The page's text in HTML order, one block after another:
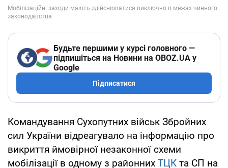
Будьте першими у курсі головного —
підпишіться на Новини на OBOZ.UA у
Google
Підписатися
Командування Сухопутних військ Збройних
сил України відреагувало на інформацію про
викриття ймовірної незаконної схеми
мобілізації в одному з районних ТЦК та СП на